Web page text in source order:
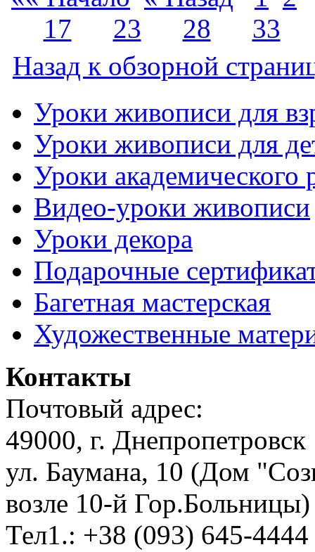
17
23 28 33
Назад к обзорной
Уроки живописи для
Уроки живописи для
Уроки академического
Видео-уроки живописи
Уроки декора
Подарочные
Багетная мастерская
Художественные
Контакты
Почтовый адрес:
49000, г. Днепропетровск
ул. Баумана, 10 (Дом
возле 10-й Гор.Больницы)
Тел1.: +38 (093) 645-4444